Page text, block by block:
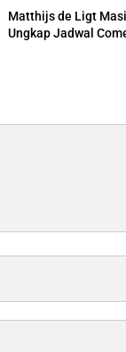
Matthijs de Ligt
Ungkap Jadwal